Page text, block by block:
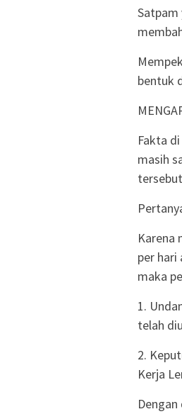
Satpam
bentuk
Fakta
masih
Karena
per hari
maka
1.
telah
2.
Kerja